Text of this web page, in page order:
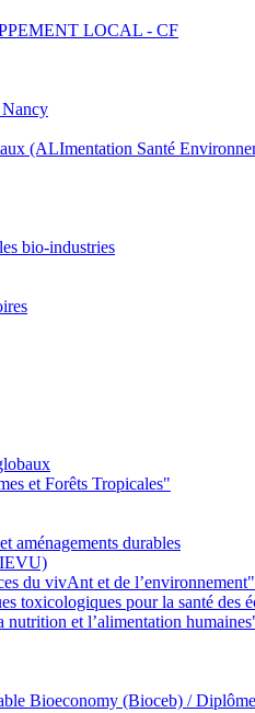
LOCAL - CF
(ALImentation Santé
bio-industries
et Forêts Tropicales"
aménagements durables
du vivAnt et de l’environnement"
pour la santé des
et l’alimentation
Bioeconomy (Bioceb) /